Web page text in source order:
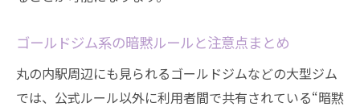
ゴールドジム系の暗黙ルールと注意点まとめ
丸の内駅周辺にも見られるゴールドジムなどの大型ジム
では、公式ルール以外に利用者間で共有されている“暗黙